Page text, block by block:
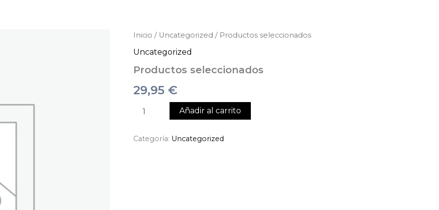
Inicio / Uncategorized / Productos seleccionados
Uncategorized
Productos seleccionados
29,95 €
Productos
cantidad
Añadir al carrito
Categoría: Uncategorized